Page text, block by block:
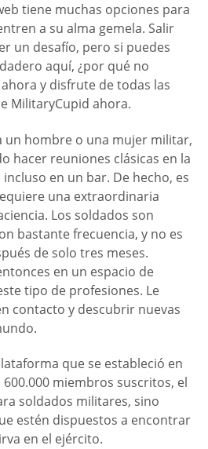
tiene muchas opciones para
a su alma gemela. Salir
un desafío, pero si puedes
aquí, ¿por qué no
y disfrute de todas las
MilitaryCupid ahora.
un hombre o una mujer militar,
hacer reuniones clásicas en la
en un bar. De hecho, es
una extraordinaria
Los soldados son
bastante frecuencia, y no es
de solo tres meses.
en un espacio de
tipo de profesiones. Le
contacto y descubrir nuevas
que se estableció en
miembros suscritos, el
soldados militares, sino
estén dispuestos a encontrar
en el ejército.